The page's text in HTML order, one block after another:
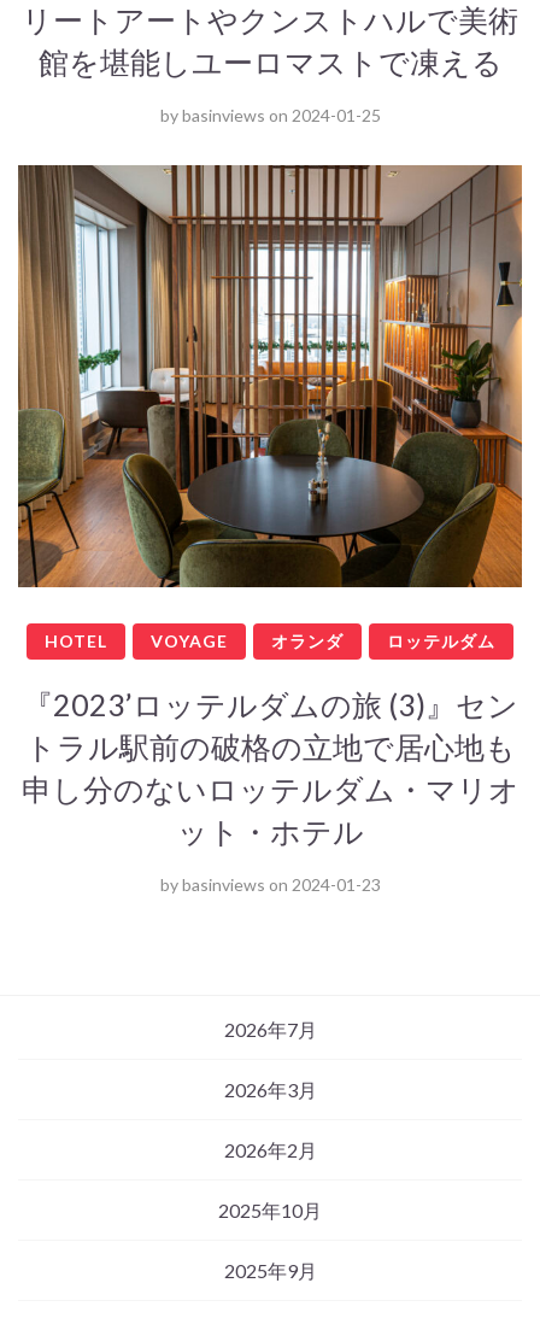
リートアートやクンストハルで美術
館を堪能しユーロマストで凍える
bybasinviews on 2024-01-25
HOTEL VOYAGE オランダ ロッテルダム
『2023’ロッテルダムの旅 (3)』セン
トラル駅前の破格の立地で居心地も
申し分のないロッテルダム・マリオ
ット・ホテル
bybasinviews on 2024-01-23
2026年7月
2026年3月
2026年2月
2025年10月
2025年9月